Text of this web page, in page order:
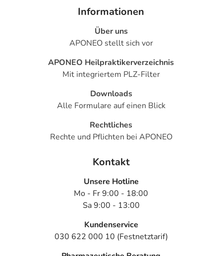
Zweifelsfall wenden Sie sich an Ihren Arzt.
Generell gilt: Achten Sie vor allem bei Säuglingen,
Kleinkindern und älteren Menschen auf eine
gewissenhafte Dosierung. Im Zweifelsfalle fragen Sie
Ihren Arzt oder Apotheker nach etwaigen Auswirkungen
oder Vorsichtsmaßnahmen.
Eine vom Arzt verordnete Dosierung kann von den
individuell abstimmt, sollten Sie das Arzneimittel daher
nach seinen Anweisungen anwenden.
Lagerung vor Anbruch
Aufbewahrung nach Anbruch oder Zubereitung
Das Arzneimittel darf nach Anbruch/Zubereitung
Informationen
Über uns
APONEO stellt sich vor
APONEO Heilpraktikerverzeichnis
Mit integriertem PLZ-Filter
Downloads
Alle Formulare auf einen Blick
Rechtliches
Rechte und Pflichten bei APONEO
Kontakt
Unsere Hotline
Mo - Fr 9:00 - 18:00
Sa 9:00 - 13:00
Kundenservice
030 622 000 10 (Festnetztarif)